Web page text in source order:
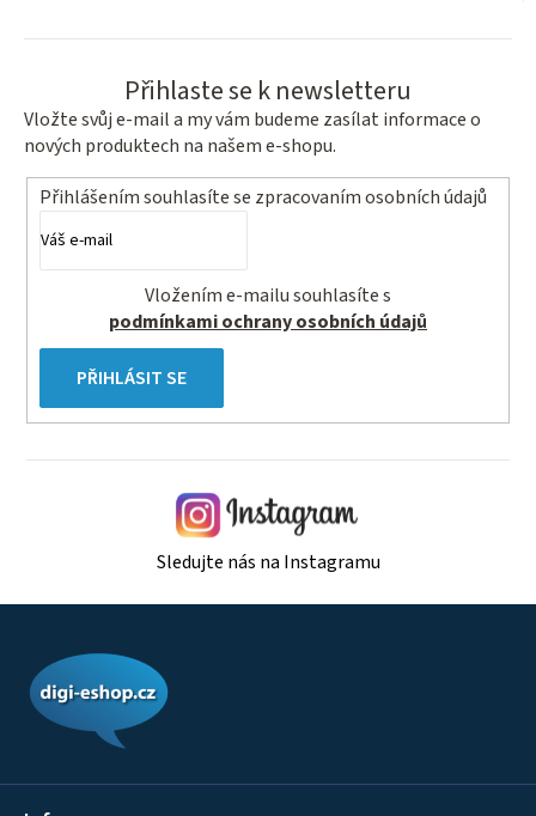
Přihlaste se k newsletteru
Vložte svůj e-mail a my vám budeme zasílat informace o
nových produktech na našem e-shopu.
Přihlášením souhlasíte se zpracovaním osobních údajů
podmínkami ochrany osobních údajů
PŘIHLÁSIT SE
Sledujte nás na Instagramu